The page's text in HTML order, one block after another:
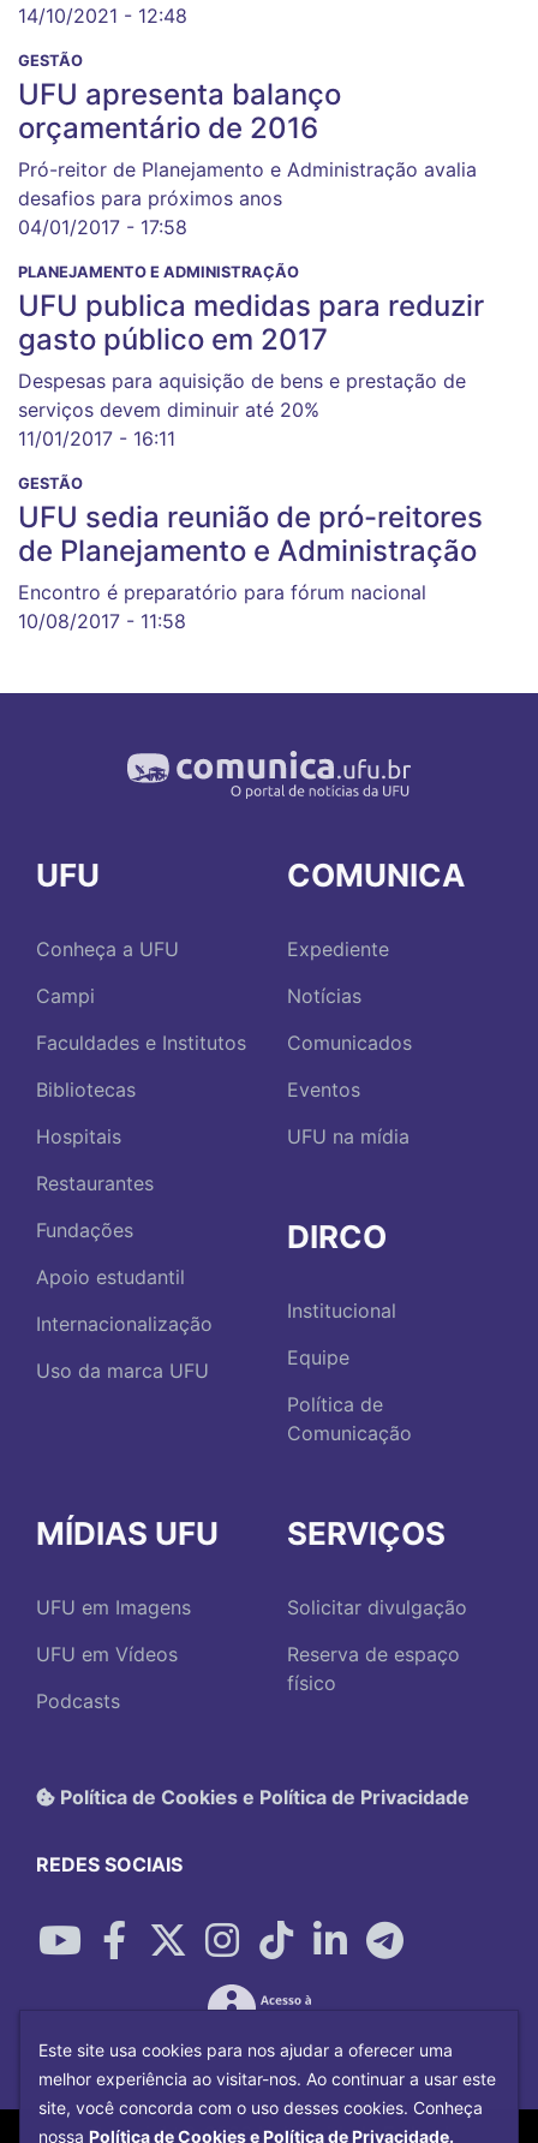
14/10/2021 - 12:48
GESTÃO
UFU apresenta balanço
orçamentário de 2016
Pró-reitor de Planejamento e Administração avalia
desafios para próximos anos
04/01/2017 - 17:58
PLANEJAMENTO E ADMINISTRAÇÃO
UFU publica medidas para reduzir
gasto público em 2017
Despesas para aquisição de bens e prestação de
serviços devem diminuir até 20%
11/01/2017 - 16:11
GESTÃO
UFU sedia reunião de pró-reitores
de Planejamento e Administração
Encontro é preparatório para fórum nacional
10/08/2017 - 11:58
UFU
Conheça a UFU
Campi
Faculdades e Institutos
Bibliotecas
Hospitais
Restaurantes
Fundações
Apoio estudantil
Internacionalização
Uso da marca UFU
COMUNICA
Expediente
Notícias
Comunicados
Eventos
UFU na mídia
DIRCO
Institucional
Equipe
Política de
Comunicação
MÍDIAS UFU
UFU em Imagens
UFU em Vídeos
Podcasts
SERVIÇOS
Solicitar divulgação
Reserva de espaço
físico
Política de Cookies e Política de Privacidade
REDES SOCIAIS
Copyright©2026Universidade Federal
Este site usa cookies para nos ajudar a oferecer uma
melhor experiência ao visitar-nos. Ao continuar a usar este
site, você concorda com o uso desses cookies. Conheça
nossa Política de Cookies e Política de Privacidade.